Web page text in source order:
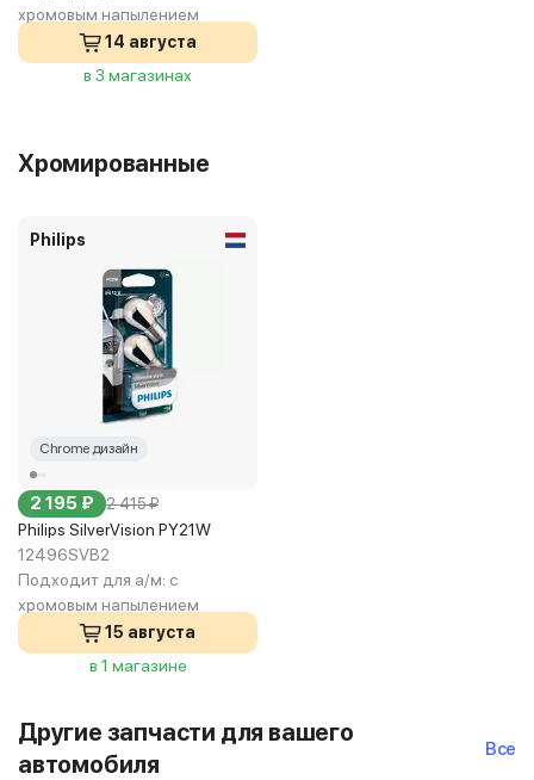
хромовым напылением
14 августа
в 3 магазинах
Хромированные
Philips
Chrome дизайн
2 195 ₽ 2 415 ₽
Philips SilverVision PY21W
12496SVB2
Подходит для а/м: с
хромовым напылением
15 августа
в 1 магазине
Другие запчасти для вашего
автомобиля
Все